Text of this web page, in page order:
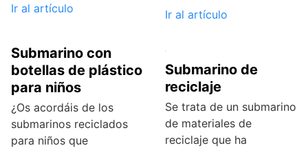
Ir al artículo
Ir al artículo
Submarino con
botellas de plástico
para niños
¿Os acordáis de los
submarinos reciclados
para niños que
Submarino de
reciclaje
Se trata de un submarino
de materiales de
reciclaje que ha